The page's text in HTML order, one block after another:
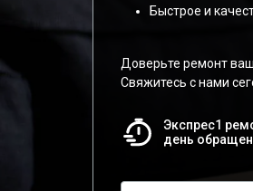
Быстрое и
Доверьте ремонт
Свяжитесь с нами
Экспрес1
день